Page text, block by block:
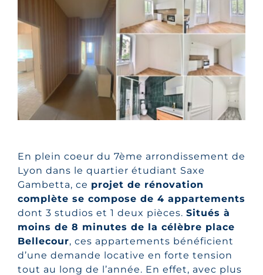
En plein coeur du 7ème arrondissement de
Lyon dans le quartier étudiant Saxe
Gambetta, ce projet de rénovation
complète se compose de 4 appartements
dont 3 studios et 1 deux pièces. Situés à
moins de 8 minutes de la célèbre place
Bellecour, ces appartements bénéficient
d’une demande locative en forte tension
tout au long de l’année. En effet, avec plus